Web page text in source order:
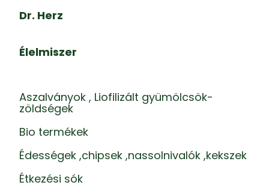
Dr. Herz
Élelmiszer
Aszalványok , Liofilizált gyümölcsök-
zöldségek
Bio termékek
Édességek ,chipsek ,nassolnivalók ,kekszek
Étkezési sók